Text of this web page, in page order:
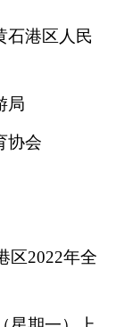
石港区人民
局
协会
区2022年全